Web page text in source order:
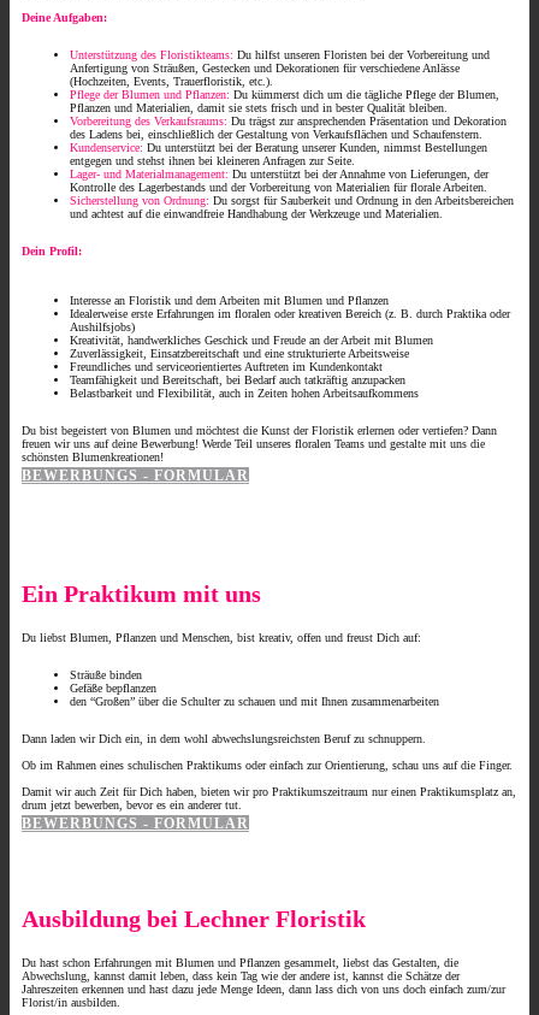
Deine Aufgaben:
Unterstützung des Floristikteams: Du hilfst unseren Floristen bei der Vorbereitung und
Anfertigung von Sträußen, Gestecken und Dekorationen für verschiedene Anlässe
(Hochzeiten, Events, Trauerfloristik, etc.).
Pflege der Blumen und Pflanzen: Du kümmerst dich um die tägliche Pflege der Blumen,
Pflanzen und Materialien, damit sie stets frisch und in bester Qualität bleiben.
Vorbereitung des Verkaufsraums: Du trägst zur ansprechenden Präsentation und Dekoration
des Ladens bei, einschließlich der Gestaltung von Verkaufsflächen und Schaufenstern.
Kundenservice: Du unterstützt bei der Beratung unserer Kunden, nimmst Bestellungen
entgegen und stehst ihnen bei kleineren Anfragen zur Seite.
Lager- und Materialmanagement: Du unterstützt bei der Annahme von Lieferungen, der
Kontrolle des Lagerbestands und der Vorbereitung von Materialien für florale Arbeiten.
Sicherstellung von Ordnung: Du sorgst für Sauberkeit und Ordnung in den Arbeitsbereichen
und achtest auf die einwandfreie Handhabung der Werkzeuge und Materialien.
Dein Profil:
Interesse an Floristik und dem Arbeiten mit Blumen und Pflanzen
Idealerweise erste Erfahrungen im floralen oder kreativen Bereich (z. B. durch Praktika oder
Aushilfsjobs)
Kreativität, handwerkliches Geschick und Freude an der Arbeit mit Blumen
Zuverlässigkeit, Einsatzbereitschaft und eine strukturierte Arbeitsweise
Freundliches und serviceorientiertes Auftreten im Kundenkontakt
Teamfähigkeit und Bereitschaft, bei Bedarf auch tatkräftig anzupacken
Belastbarkeit und Flexibilität, auch in Zeiten hohen Arbeitsaufkommens
Du bist begeistert von Blumen und möchtest die Kunst der Floristik erlernen oder vertiefen? Dann
freuen wir uns auf deine Bewerbung! Werde Teil unseres floralen Teams und gestalte mit uns die
schönsten Blumenkreationen!
BEWERBUNGS - FORMULAR
Ein Praktikum mit uns
Du liebst Blumen, Pflanzen und Menschen, bist kreativ, offen und freust Dich auf:
Sträuße binden
Gefäße bepflanzen
den “Großen” über die Schulter zu schauen und mit Ihnen zusammenarbeiten
Dann laden wir Dich ein, in dem wohl abwechslungsreichsten Beruf zu schnuppern.
Ob im Rahmen eines schulischen Praktikums oder einfach zur Orientierung, schau uns auf die Finger.
Damit wir auch Zeit für Dich haben, bieten wir pro Praktikumszeitraum nur einen Praktikumsplatz an,
drum jetzt bewerben, bevor es ein anderer tut.
BEWERBUNGS - FORMULAR
Ausbildung bei Lechner Floristik
Du hast schon Erfahrungen mit Blumen und Pflanzen gesammelt, liebst das Gestalten, die
Abwechslung, kannst damit leben, dass kein Tag wie der andere ist, kannst die Schätze der
Jahreszeiten erkennen und hast dazu jede Menge Ideen, dann lass dich von uns doch einfach zum/zur
Florist/in ausbilden.